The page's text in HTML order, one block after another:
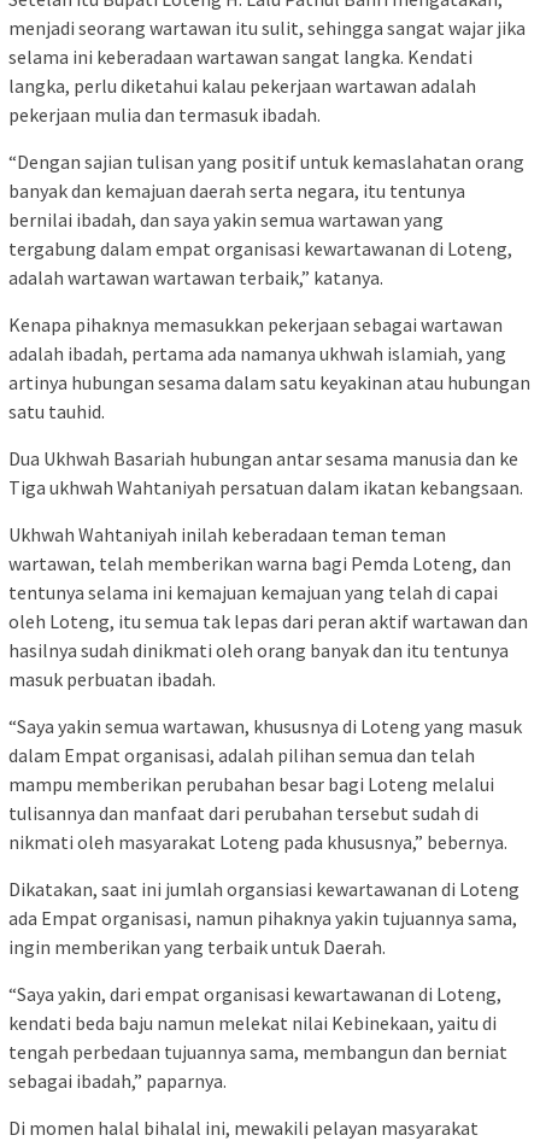
menjadi seorang wartawan itu sulit, sehingga sangat wajar jika
selama ini keberadaan wartawan sangat langka. Kendati
langka, perlu diketahui kalau pekerjaan wartawan adalah
pekerjaan mulia dan termasuk ibadah.
“Dengan sajian tulisan yang positif untuk kemaslahatan orang
banyak dan kemajuan daerah serta negara, itu tentunya
bernilai ibadah, dan saya yakin semua wartawan yang
tergabung dalam empat organisasi kewartawanan di Loteng,
adalah wartawan wartawan terbaik,” katanya.
Kenapa pihaknya memasukkan pekerjaan sebagai wartawan
adalah ibadah, pertama ada namanya ukhwah islamiah, yang
artinya hubungan sesama dalam satu keyakinan atau hubungan
satu tauhid.
Dua Ukhwah Basariah hubungan antar sesama manusia dan ke
Tiga ukhwah Wahtaniyah persatuan dalam ikatan kebangsaan.
Ukhwah Wahtaniyah inilah keberadaan teman teman
wartawan, telah memberikan warna bagi Pemda Loteng, dan
tentunya selama ini kemajuan kemajuan yang telah di capai
oleh Loteng, itu semua tak lepas dari peran aktif wartawan dan
hasilnya sudah dinikmati oleh orang banyak dan itu tentunya
masuk perbuatan ibadah.
“Saya yakin semua wartawan, khususnya di Loteng yang masuk
dalam Empat organisasi, adalah pilihan semua dan telah
mampu memberikan perubahan besar bagi Loteng melalui
tulisannya dan manfaat dari perubahan tersebut sudah di
nikmati oleh masyarakat Loteng pada khususnya,” bebernya.
Dikatakan, saat ini jumlah organsiasi kewartawanan di Loteng
ada Empat organisasi, namun pihaknya yakin tujuannya sama,
ingin memberikan yang terbaik untuk Daerah.
“Saya yakin, dari empat organisasi kewartawanan di Loteng,
kendati beda baju namun melekat nilai Kebinekaan, yaitu di
tengah perbedaan tujuannya sama, membangun dan berniat
sebagai ibadah,” paparnya.
Di momen halal bihalal ini, mewakili pelayan masyarakat